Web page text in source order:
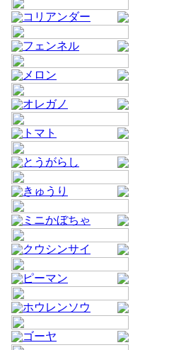
コリアンダー
フェンネル
メロン
オレガノ
トマト
とうがらし
きゅうり
ミニかぼちゃ
クウシンサイ
ピーマン
ホウレンソウ
ゴーヤ